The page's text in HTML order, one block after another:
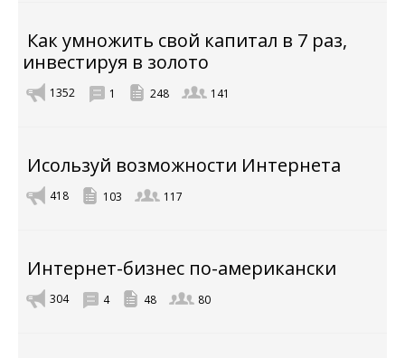
Как умножить свой капитал в 7 раз,
инвестируя в золото
1352 1 248 141
Исользуй возможности Интернета
418 103 117
Интернет-бизнес по-американски
304 4 48 80